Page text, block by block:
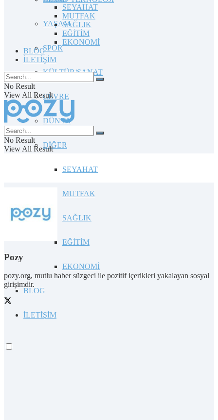
YAŞAM
SPOR
KÜLTÜR/SANAT
ÇEVRE
DÜNYA
DİĞER
SEYAHAT
MUTFAK
SAĞLIK
EĞİTİM
EKONOMİ
BLOG
İLETİŞİM
SEYAHAT
MUTFAK
SAĞLIK
EĞİTİM
EKONOMİ
BLOG
İLETİŞİM
No Result
View All Result
No Result
View All Result
Pozy
pozy.org, mutlu haber süzgeci ile pozitif içerikleri yakalayan sosyal
girişimdir.